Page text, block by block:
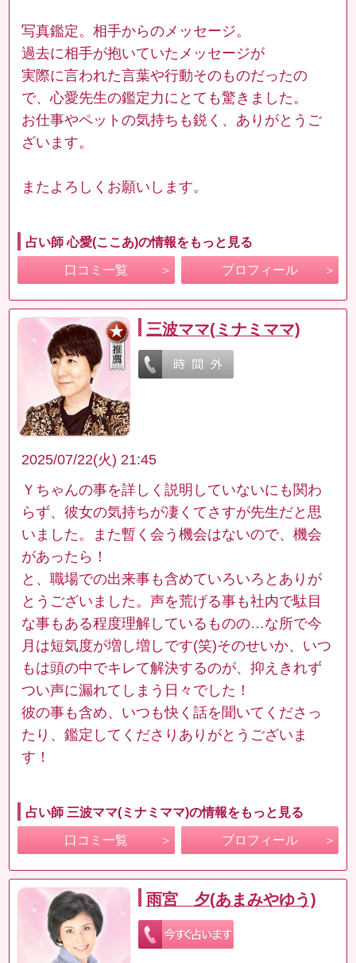
写真鑑定。相手からのメッセージ。
過去に相手が抱いていたメッセージが
実際に言われた言葉や行動そのものだったの
で、心愛先生の鑑定力にとても驚きました。
お仕事やペットの気持ちも鋭く、ありがとうご
ざいます。
またよろしくお願いします。
占い師 心愛(ここあ)の情報をもっと見る
口コミ一覧 プロフィール
三波ママ(ミナミママ)
2025/07/22(火) 21:45
Ｙちゃんの事を詳しく説明していないにも関わ
らず、彼女の気持ちが凄くてさすが先生だと思
いました。また暫く会う機会はないので、機会
があったら！
と、職場での出来事も含めていろいろとありが
とうございました。声を荒げる事も社内で駄目
な事もある程度理解しているものの…な所で今
月は短気度が増し増しです(笑)そのせいか、いつ
もは頭の中でキレて解決するのが、抑えきれず
つい声に漏れてしまう日々でした！
彼の事も含め、いつも快く話を聞いてくださっ
たり、鑑定してくださりありがとうございま
す！
占い師 三波ママ(ミナミママ)の情報をもっと見る
口コミ一覧 プロフィール
雨宮 夕(あまみやゆう)